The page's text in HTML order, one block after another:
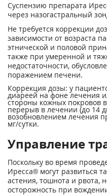
Суспензию препарата
через назогастральный
Не требуется коррекции
зависимости от возраста
этнической и половой
также при умеренной и
недостаточности,
поражением печени.
Коррекция дозы: у
диареей на фоне лечения
стороны кожных покровов
перерыв в лечении (до 14
возобновлением лечения
мг/сутки.
Управление
Поскольку во время
Иресса® могут развиться
астения, тошнота и рвота,
осторожность при